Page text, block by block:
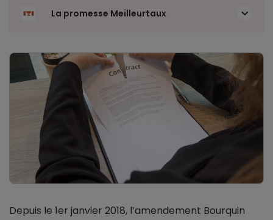
La promesse Meilleurtaux
Depuis le 1er janvier 2018, l’amendement Bourquin